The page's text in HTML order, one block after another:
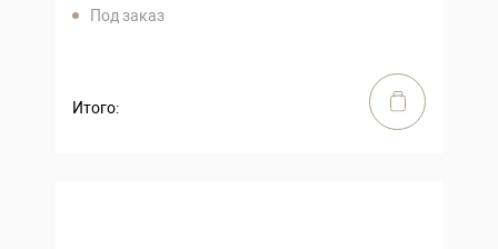
Под заказ
Итого: